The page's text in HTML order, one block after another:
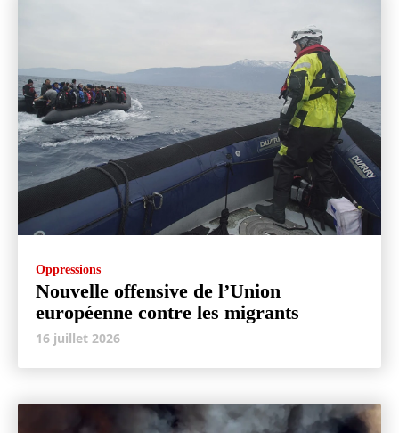
Oppressions
Nouvelle offensive de l’Union
européenne contre les migrants
16 juillet 2026